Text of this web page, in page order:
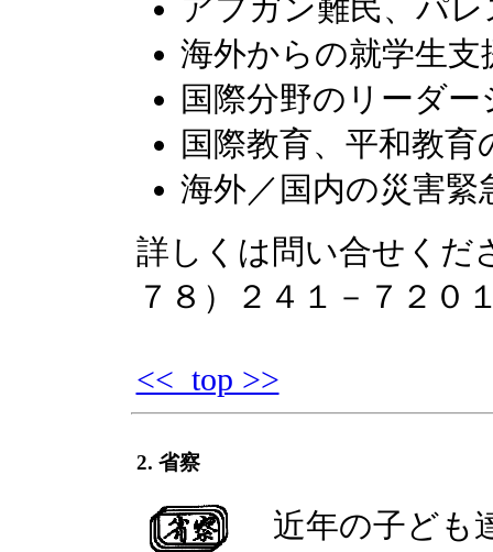
アフガン難民、パ
海外からの就学生支
国際分野のリーダ
国際教育、平和教育
海外／国内の災害緊
詳しくは問い合せくだ
７８）２４１－７２
<< top >>
2. 省察
近年の子ども